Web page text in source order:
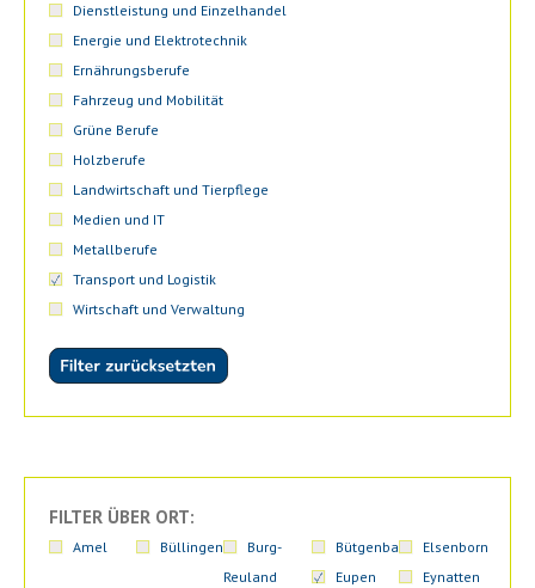
Dienstleistung und Einzelhandel
Energie und Elektrotechnik
Ernährungsberufe
Fahrzeug und Mobilität
Grüne Berufe
Holzberufe
Landwirtschaft und Tierpflege
Medien und IT
Metallberufe
Transport und Logistik
Wirtschaft und Verwaltung
FILTER ÜBER ORT:
Amel Büllingen
Burg-
Reuland
Bütgenbach
Elsenborn
Eupen
Eynatten